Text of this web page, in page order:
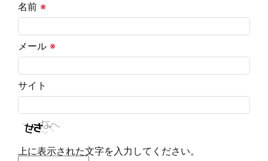
名前 ※
メール ※
サイト
上に表示された文字を入力してください。